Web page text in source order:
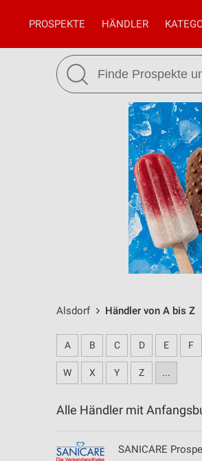
PROSPEKTE HÄNDLER
Alsdorf Händler von A bis Z
A B C D E F
W X Y Z ...
Alle Händler mit
SANICARE